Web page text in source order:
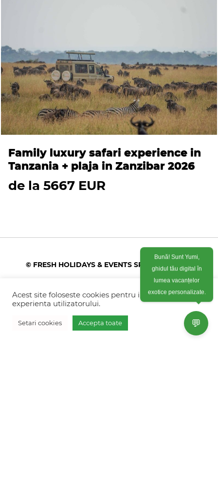
Family luxury safari experience in
Tanzania + plaja in Zanzibar 2026
de la 5667 EUR
Vreau oferta personalizata
© FRESH HOLIDAYS & EVENTS SRL 2026
Colonel Corneliu Popeia 43, Sector 5, Bucuresti
(vis-a-vis de Greengate)
+40770 574 088
Acest site foloseste cookies pentru imbunatati
experienta utilizatorului.
Setari cookies Accepta toate 💬
Bună! Sunt Yumi,
ghidul tău digital în
lumea vacanțelor
exotice personalizate.